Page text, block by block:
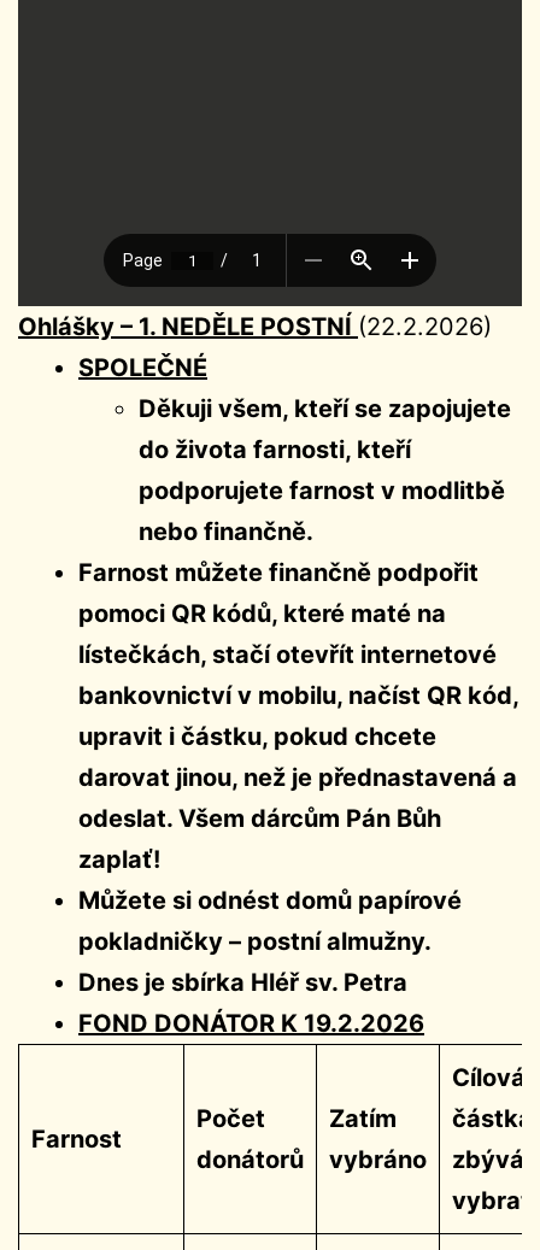
Ohlášky – 1. NEDĚLE POSTNÍ (22.2.2026)
SPOLEČNÉ
Děkuji všem, kteří se zapojujete
do života farnosti, kteří
podporujete farnost v modlitbě
nebo finančně.
Farnost můžete finančně podpořit
pomoci QR kódů, které maté na
lístečkách, stačí otevřít internetové
bankovnictví v mobilu, načíst QR kód,
upravit i částku, pokud chcete
darovat jinou, než je přednastavená a
odeslat. Všem dárcům Pán Bůh
zaplať!
Můžete si odnést domů papírové
pokladničky – postní almužny.
Dnes je sbírka Hléř sv. Petra
FOND DONÁTOR K 19.2.2026
Farnost
Počet
donátorů
Zatím
vybráno
Cílová
zbývá
vybrat